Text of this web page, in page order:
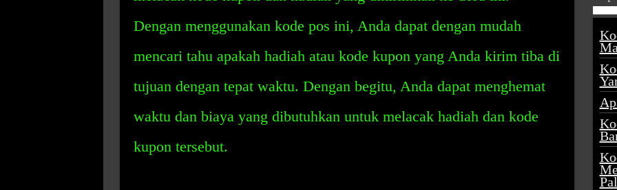
Dengan menggunakan kode pos ini, Anda dapat dengan mudah
mencari tahu apakah hadiah atau kode kupon yang Anda kirim tiba di
tujuan dengan tepat waktu. Dengan begitu, Anda dapat menghemat
waktu dan biaya yang dibutuhkan untuk melacak hadiah dan kode
kupon tersebut.